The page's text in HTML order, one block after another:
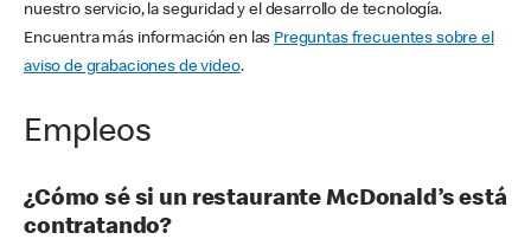
nuestro servicio, la seguridad y el desarrollo de tecnología.
Encuentra más información en las Preguntas frecuentes sobre el
aviso de grabaciones de video.
Empleos
¿Cómo sé si un restaurante McDonald’s está
contratando?